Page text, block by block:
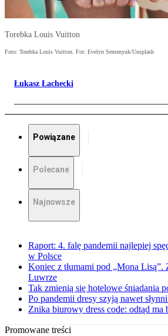
Torebka Louis Vuitton
Foto: Torebka Louis Vuitton. Fot: Evelyn Semenyuk/Unsplash
Łukasz Łachecki
Powiązane
Polecane
Najnowsze
Raport: 4. falę pandemii najlepiej
w Polsce
Koniec z tłumami pod „Mona Lisą”.
Luwrze
Tak zmienią się hotelowe śniadania
Po pandemii dresy szyją nawet
Znika biurowy dress code: odtąd ma
Promowane treści